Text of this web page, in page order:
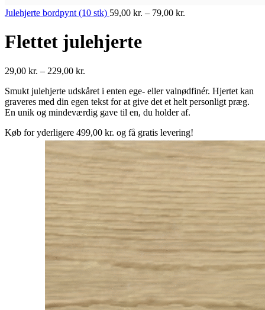
Julehjerte bordpynt (10 stk) 59,00 kr. – 79,00 kr.
Flettet julehjerte
29,00 kr. – 229,00 kr.
Smukt julehjerte udskåret i enten ege- eller valnødfinér. Hjertet kan
graveres med din egen tekst for at give det et helt personligt præg.
En unik og mindeværdig gave til en, du holder af.
Køb for yderligere 499,00 kr. og få gratis levering!